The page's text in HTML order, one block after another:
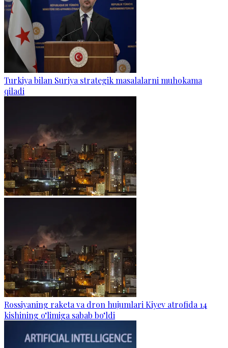
Turkiya bilan Suriya strategik masalalarni muhokama
qiladi
Rossiyaning raketa va dron hujumlari Kiyev atrofida 14
kishining o‘limiga sabab bo‘ldi